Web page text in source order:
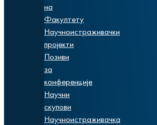
на
Факултету
Научноистраживачки
пројекти
Позиви
за
конференције
Научни
скупови
Научноистраживачка